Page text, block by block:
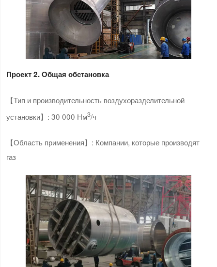
Проект 2. Общая обстановка
【Тип и производительность воздухоразделительной
установки】: 30 000 Нм3/ч
【Область применения】: Компании, которые производят
газ